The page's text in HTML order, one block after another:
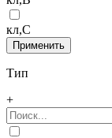
кл,С
Тип
+